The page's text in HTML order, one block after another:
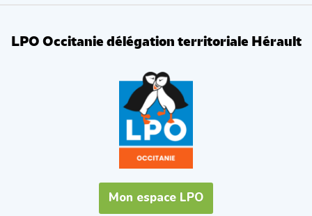
LPO Occitanie délégation territoriale Hérault
Mon espace LPO